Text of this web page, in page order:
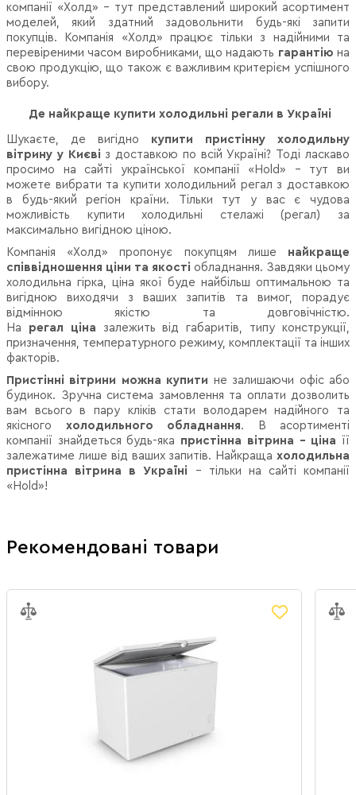
компанії «Холд» - тут представлений широкий асортимент
моделей, який здатний задовольнити будь-які запити
покупців. Компанія «Холд» працює тільки з надійними та
перевіреними часом виробниками, що надають гарантію на
свою продукцію, що також є важливим критерієм успішного
вибору.
Де найкраще купити холодильні регали в Україні
Шукаєте, де вигідно купити пристінну холодильну
вітрину у Києві з доставкою по всій Україні? Тоді ласкаво
просимо на сайті української компанії «Hold» - тут ви
можете вибрати та купити холодильний регал з доставкою
в будь-який регіон країни. Тільки тут у вас є чудова
можливість купити холодильні стелажі (регал) за
максимально вигідною ціною.
Компанія «Холд» пропонує покупцям лише найкраще
співвідношення ціни та якості обладнання. Завдяки цьому
холодильна гірка, ціна якої буде найбільш оптимальною та
вигідною виходячи з ваших запитів та вимог, порадує
відмінною якістю та довговічністю.
На регал ціна залежить від габаритів, типу конструкції,
призначення, температурного режиму, комплектації та інших
факторів.
Пристінні вітрини можна купити не залишаючи офіс або
будинок. Зручна система замовлення та оплати дозволить
вам всього в пару кліків стати володарем надійного та
якісного холодильного обладнання. В асортименті
компанії знайдеться будь-яка пристінна вітрина - ціна її
залежатиме лише від ваших запитів. Найкраща холодильна
пристінна вітрина в Україні – тільки на сайті компанії
«Hold»!
Рекомендовані товари